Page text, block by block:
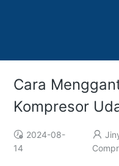
Cara
Kompresor
2024-08-
14